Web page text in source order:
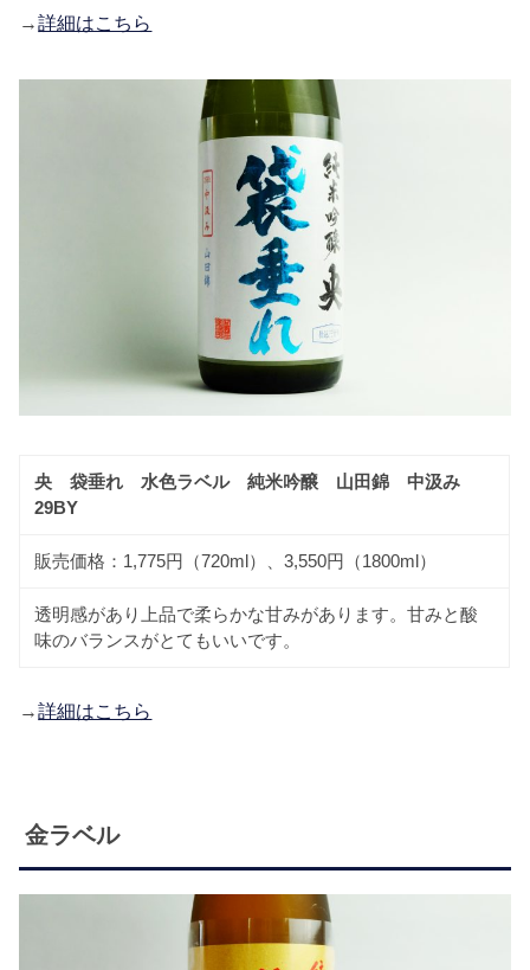
→詳細はこちら
央 袋垂れ 水色ラベル 純米吟醸 山田錦 中汲み
29BY
販売価格：1,775円（720ml）、3,550円（1800ml）
透明感があり上品で柔らかな甘みがあります。甘みと酸
味のバランスがとてもいいです。
→詳細はこちら
金ラベル